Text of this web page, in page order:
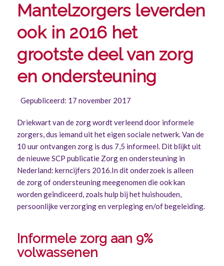
Mantelzorgers leverden
ook in 2016 het
grootste deel van zorg
en ondersteuning
Gepubliceerd: 17 november 2017
Driekwart van de zorg wordt verleend door informele
zorgers, dus iemand uit het eigen sociale netwerk. Van de
10 uur ontvangen zorg is dus 7,5 informeel. Dit blijkt uit
de nieuwe SCP publicatie Zorg en ondersteuning in
Nederland: kerncijfers 2016.In dit onderzoek is alleen
de zorg of ondersteuning meegenomen die ook kan
worden geïndiceerd, zoals hulp bij het huishouden,
persoonlijke verzorging en verpleging en/of begeleiding.
Informele zorg aan 9%
volwassenen